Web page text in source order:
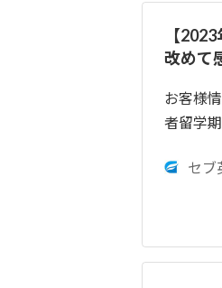
【
改めて
お客様
者留学
セブ